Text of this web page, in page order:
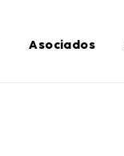
Asociados